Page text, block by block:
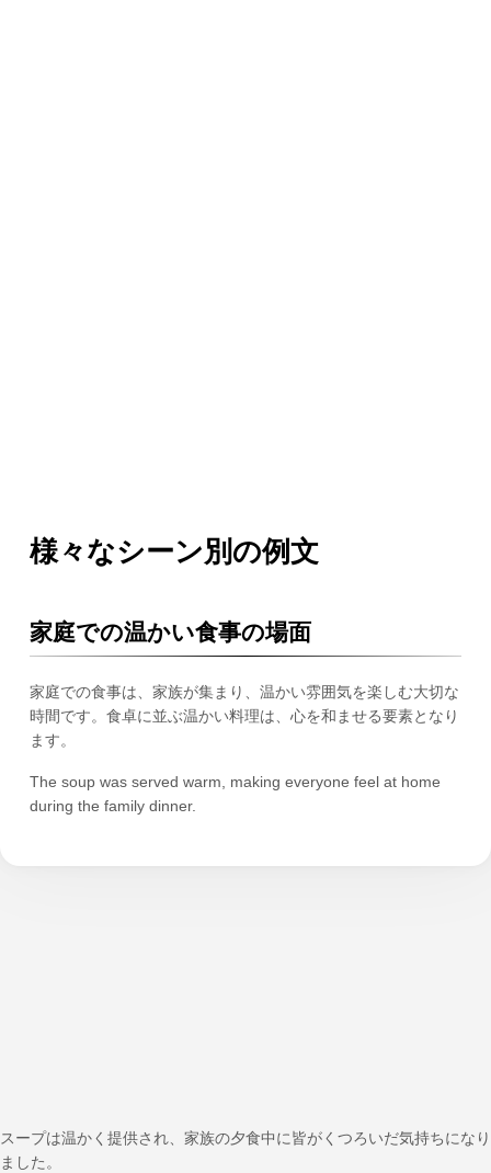
様々なシーン別の例文
家庭での温かい食事の場面
家庭での食事は、家族が集まり、温かい雰囲気を楽しむ大切な
時間です。食卓に並ぶ温かい料理は、心を和ませる要素となり
ます。
The soup was served warm, making everyone feel at home
during the family dinner.
スープは温かく提供され、家族の夕食中に皆がくつろいだ気持ちになり
ました。